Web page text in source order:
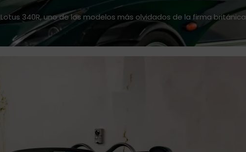
Lotus 340R, uno de los modelos más olvidados de la firma británica